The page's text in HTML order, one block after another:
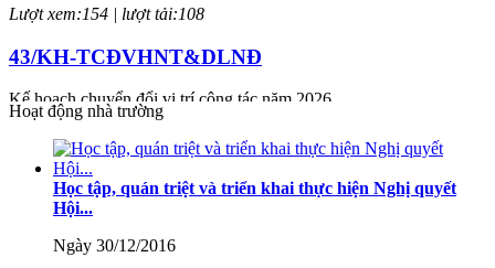
Lượt xem:154 | lượt tải:108
43/KH-TCĐVHNT&DLNĐ
Kế hoạch chuyển đổi vị trí công tác năm 2026
Lượt xem:247 | lượt tải:149
238/2025/NĐ-CP
Quy định về chính sách học phí, miễn, giảm, hỗ trợ học phí, hỗ trợ
chi phí học tập và giá dịch vụ trong lĩnh vực giáo dục, đào tạo
Hoạt động nhà trường
Học tập, quán triệt và triển khai thực hiện Nghị quyết
Hội...
Ngày 30/12/2016